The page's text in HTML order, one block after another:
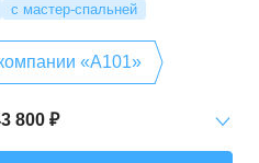
с мастер-спальней
«А101»
800 ₽